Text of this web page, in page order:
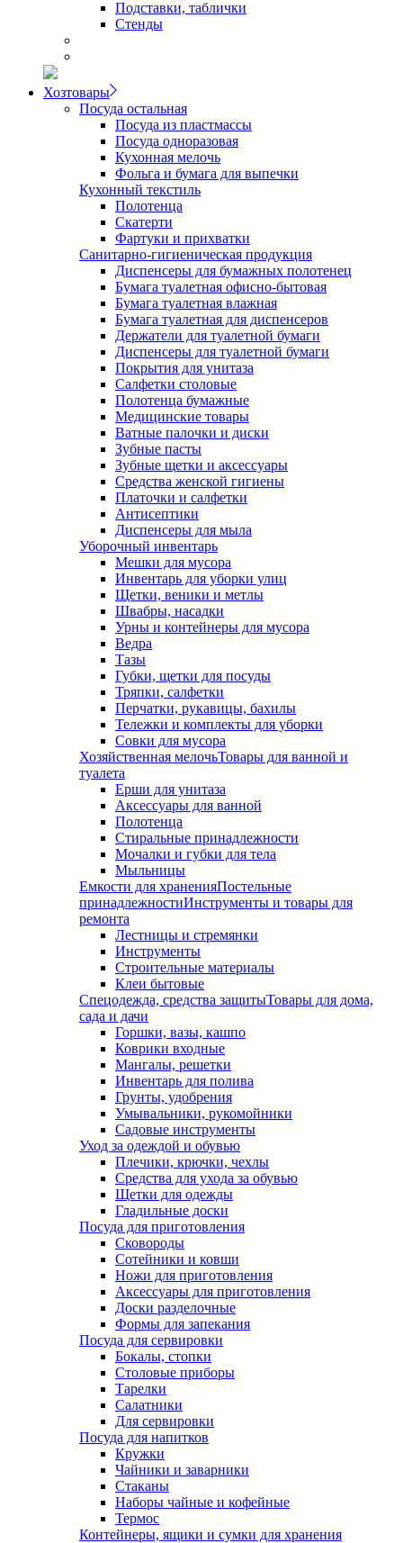
Подставки, таблички
Стенды
Хозтовары
Посуда остальная
Посуда из пластмассы
Посуда одноразовая
Кухонная мелочь
Фольга и бумага для выпечки
Кухонный текстиль
Полотенца
Скатерти
Фартуки и прихватки
Санитарно-гигиеническая продукция
Диспенсеры для бумажных полотенец
Бумага туалетная офисно-бытовая
Бумага туалетная влажная
Бумага туалетная для диспенсеров
Держатели для туалетной бумаги
Диспенсеры для туалетной бумаги
Покрытия для унитаза
Салфетки столовые
Полотенца бумажные
Медицинские товары
Ватные палочки и диски
Зубные пасты
Зубные щетки и аксессуары
Средства женской гигиены
Платочки и салфетки
Антисептики
Диспенсеры для мыла
Уборочный инвентарь
Мешки для мусора
Инвентарь для уборки улиц
Щетки, веники и метлы
Швабры, насадки
Урны и контейнеры для мусора
Ведра
Тазы
Губки, щетки для посуды
Тряпки, салфетки
Перчатки, рукавицы, бахилы
Тележки и комплекты для уборки
Совки для мусора
Хозяйственная мелочьТовары для ванной и
туалета
Ерши для унитаза
Аксессуары для ванной
Полотенца
Стиральные принадлежности
Мочалки и губки для тела
Мыльницы
Емкости для храненияПостельные
принадлежностиИнструменты и товары для
ремонта
Лестницы и стремянки
Инструменты
Строительные материалы
Клеи бытовые
Спецодежда, средства защитыТовары для дома,
сада и дачи
Горшки, вазы, кашпо
Коврики входные
Мангалы, решетки
Инвентарь для полива
Грунты, удобрения
Умывальники, рукомойники
Садовые инструменты
Уход за одеждой и обувью
Плечики, крючки, чехлы
Средства для ухода за обувью
Щетки для одежды
Гладильные доски
Посуда для приготовления
Сковороды
Сотейники и ковши
Ножи для приготовления
Аксессуары для приготовления
Доски разделочные
Формы для запекания
Посуда для сервировки
Бокалы, стопки
Столовые приборы
Тарелки
Салатники
Для сервировки
Посуда для напитков
Кружки
Чайники и заварники
Стаканы
Наборы чайные и кофейные
Термос
Контейнеры, ящики и сумки для хранения